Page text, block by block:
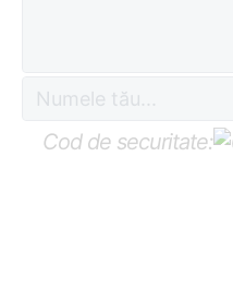
Cod de securitate: